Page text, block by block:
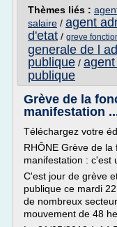
Thèmes liés :
salaire / agent
d'etat / greve
generale de l
publique /
publique
Grève de la
manifestation
Téléchargez votre
RHÔNE Grève de la
manifestation : c'est
C'est jour de grève
publique ce mardi
de nombreux
mouvement de 48